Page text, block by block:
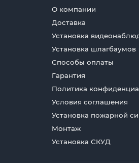
О компании
Доставка
Установка
Установка шлагбаумов
Способы оплаты
Гарантия
Политика
Условия соглашения
Установка пожарной
Монтаж
Установка СКУД